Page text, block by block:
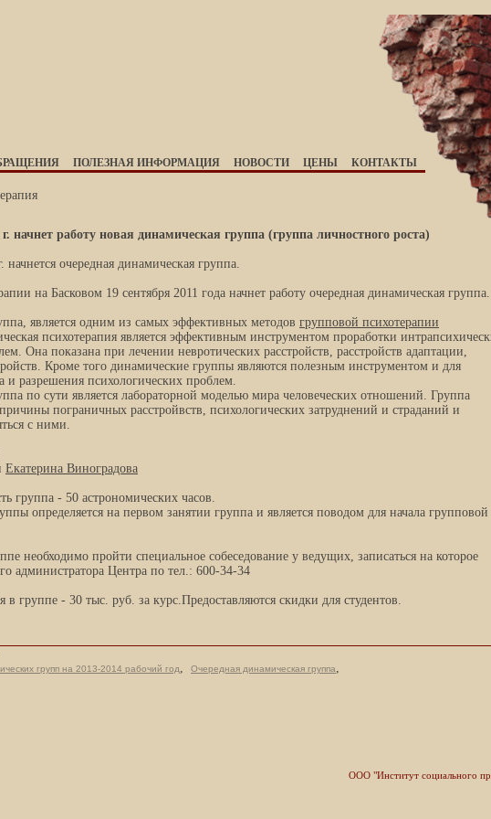
ПОЛЕЗНАЯ ИНФОРМАЦИЯ НОВОСТИ ЦЕНЫ КОНТАКТЫ
г. начнет работу новая динамическая группа (группа личностного роста)
начнется очередная динамическая группа.
на Басковом 19 сентября 2011 года начнет работу очередная динамическая группа.
является одним из самых эффективных методов групповой психотерапии
психотерапия является эффективным инструментом проработки
Она показана при лечении невротических расстройств, расстройств адаптации,
Кроме того динамические группы являются полезным инструментом и для
и разрешения психологических проблем.
по сути является лабораторной моделью мира человеческих отношений. Группа
пограничных расстройвств, психологических затруднений и страданий и
с ними.
Екатерина Виноградова
группа - 50 астрономических часов.
определяется на первом занятии группа и является поводом для начала групповой
необходимо пройти специальное собеседование у ведущих, записаться на которое
администратора Центра по тел.: 600-34-34
в группе - 30 тыс. руб. за курс.Предоставляются скидки для студентов.
групп на 2013-2014 рабочий год, Очередная динамическая группа,
ООО "Институт социального